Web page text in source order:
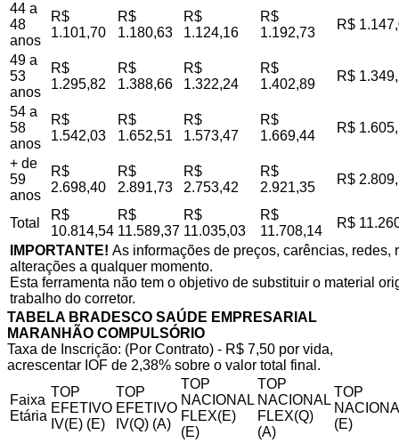
44 a
48
anos
R$
1.101,70
R$
1.180,63
R$
1.124,16
R$
1.192,73
R$
49 a
53
anos
R$
1.295,82
R$
1.388,66
R$
1.322,24
R$
1.402,89
R$
54 a
58
anos
R$
1.542,03
R$
1.652,51
R$
1.573,47
R$
1.669,44
R$
+ de
59
anos
R$
2.698,40
R$
2.891,73
R$
2.753,42
R$
2.921,35
R$
Total
R$
10.814,54
R$
11.589,37
R$
11.035,03
R$
11.708,14
R$
IMPORTANTE! As informações de preços, carências,
alterações a qualquer momento.
Esta ferramenta não tem o objetivo de substituir o material
trabalho do corretor.
TABELA BRADESCO SAÚDE EMPRESARIAL
MARANHÃO COMPULSÓRIO
Taxa de Inscrição: (Por Contrato) - R$ 7,50 por vida,
acrescentar IOF de 2,38% sobre o valor total final.
Faixa
Etária
TOP
EFETIVO
IV(E) (E)
TOP
EFETIVO
IV(Q) (A)
TOP
NACIONAL
FLEX(E)
(E)
TOP
NACIONAL
FLEX(Q)
(A)
TOP
(E)